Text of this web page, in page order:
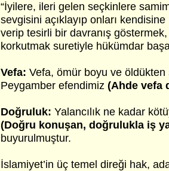
“İyilere, ileri gelen seçkinlere
sevgisini açıklayıp onları
verip tesirli bir davranış
korkutmak suretiyle hükümdar
Vefa: Vefa, ömür boyu ve
Peygamber efendimiz (Ahde vefa
Doğruluk: Yalancılık ne kadar
(Doğru konuşan, doğrulukla iş
buyurulmuştur.
İslamiyet’in üç temel direği hak,